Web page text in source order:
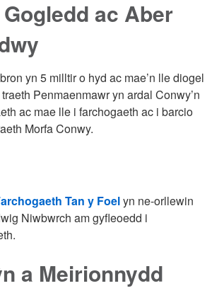
ac Aber
yn 5 milltir o hyd ac mae’n lle diogel
Penmaenmawr yn ardal Conwy’n
ac mae lle i farchogaeth ac i barcio
Morfa Conwy.
Tan y Foelyn ne-orllewin
Niwbwrch am gyfleoedd i
a Meirionnydd